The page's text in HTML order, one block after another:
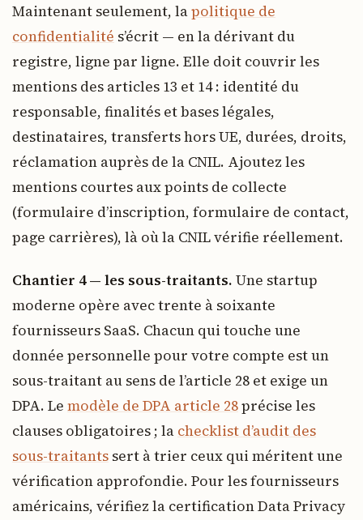
Maintenant seulement, lapolitique de
confidentialité s’écrit — en la dérivant du
registre, ligne par ligne. Elle doit couvrir les
mentions des articles 13 et 14 : identité du
responsable, finalités et bases légales,
destinataires, transferts hors UE, durées, droits,
réclamation auprès de la CNIL. Ajoutez les
mentions courtes aux points de collecte
(formulaire d’inscription, formulaire de contact,
page carrières), là où la CNIL vérifie réellement.
Chantier 4 — les sous-traitants. Une startup
moderne opère avec trente à soixante
fournisseurs SaaS. Chacun qui touche une
donnée personnelle pour votre compte est un
sous-traitant au sens de l’article 28 et exige un
DPA. Le modèle de DPA article 28précise les
clauses obligatoires ; la checklist d’audit des
sous-traitants sert à trier ceux qui méritent une
vérification approfondie. Pour les fournisseurs
américains, vérifiez la certification Data Privacy